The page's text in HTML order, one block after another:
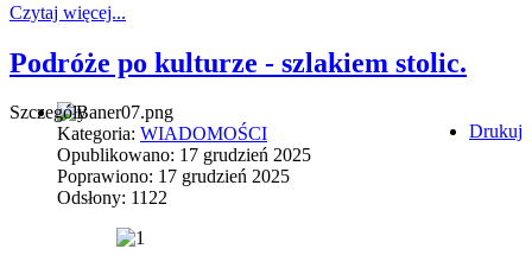
Czytaj więcej...
Podróże po kulturze - szlakiem stolic.
Drukuj
Szczegóły
Kategoria: WIADOMOŚCI
Opublikowano: 17 grudzień 2025
Poprawiono: 17 grudzień 2025
Odsłony: 1122